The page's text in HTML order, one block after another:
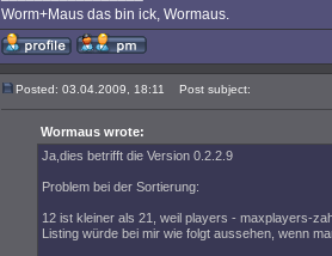
Worm+Maus das bin ick, Wormaus.
Posted: 03.04.2009, 18:11 Post subject:
Wormaus wrote:
Ja,dies betrifft die Version 0.2.2.9
Problem bei der Sortierung:
12 ist kleiner als 21, weil players - maxplayers-
Listing würde bei mir wie folgt aussehen, wenn